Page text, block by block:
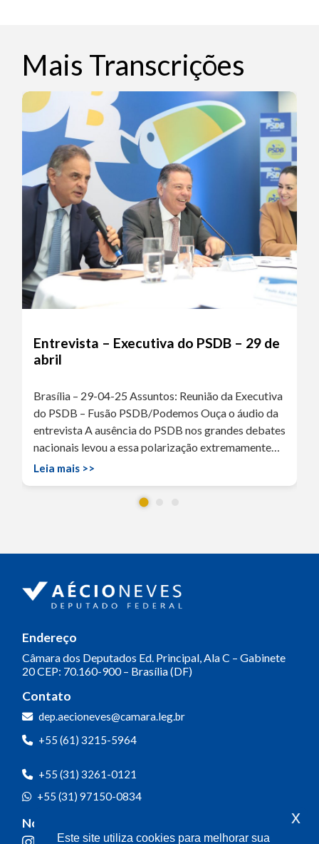
Mais Transcrições
Entrevista – Executiva do PSDB – 29 de
abril
Brasília – 29-04-25 Assuntos: Reunião da Executiva
do PSDB – Fusão PSDB/Podemos Ouça o áudio da
entrevista A ausência do PSDB nos grandes debates
nacionais levou a essa polarização extremamente…
Leia mais >>
Endereço
Câmara dos Deputados Ed. Principal, Ala C – Gabinete
20CEP: 70.160-900 – Brasília (DF)
Contato
dep.aecioneves@camara.leg.br
+55 (61) 3215-5964
+55 (31) 3261-0121
+55 (31) 97150-0834
Nossas redes
Este site utiliza cookies para melhorar sua
x